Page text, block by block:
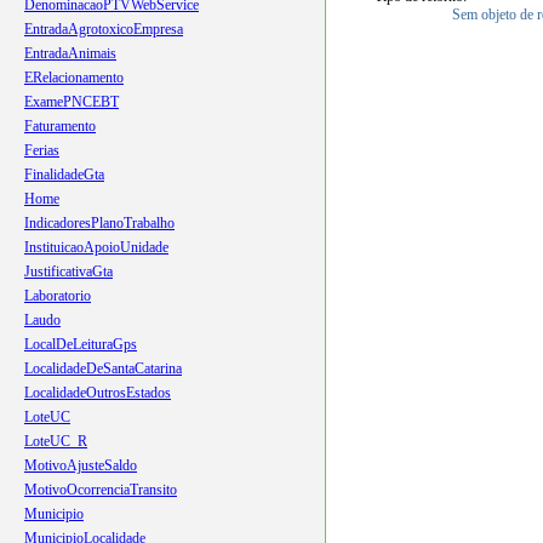
DenominacaoPTVWebService
EntradaAgrotoxicoEmpresa
EntradaAnimais
ERelacionamento
ExamePNCEBT
Faturamento
Ferias
FinalidadeGta
Home
IndicadoresPlanoTrabalho
InstituicaoApoioUnidade
JustificativaGta
Laboratorio
Laudo
LocalDeLeituraGps
LocalidadeDeSantaCatarina
LocalidadeOutrosEstados
LoteUC
LoteUC_R
MotivoAjusteSaldo
MotivoOcorrenciaTransito
Municipio
MunicipioLocalidade
Sem objeto de